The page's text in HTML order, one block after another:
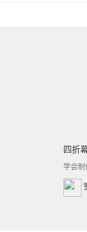
四折
学会制